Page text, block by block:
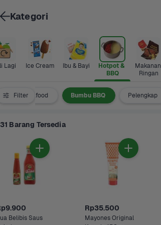
Lagi Ice Cream Ibu & Bayi
Hotpot &
BBQ
Makanan
Ringan
Filter
& Seafood Bumbu BBQ Pelengkap
31 Barang Tersedia
Belibis Saus
Rp35.500
Mayones Original
Kategori